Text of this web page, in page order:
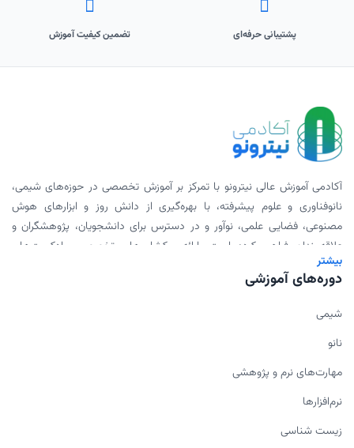
پشتیبانی حرفه‌ای تضمین کیفیت آموزش
آکادمی آموزش عالی نیترونو با تمرکز بر آموزش تخصصی در حوزه‌های شیمی،
نانوفناوری و علوم پیشرفته، با بهره‌گیری از دانش روز و ابزارهای هوش
مصنوعی، فضایی علمی، نوآور و در دسترس برای دانشجویان، پژوهشگران و
علاقه‌مندان فراهم کرده است. ارائه ورکشاپ‌های تخصصی، پادکست‌های
علمی، محتوای دانلودی و همکاری با اساتید برجسته، بخشی از مأموریت ما
برای گسترش علم به شیوه‌ای مدرن و اثربخش است.
بیشتر
دوره‌های آموزشی
شیمی
نانو
مهارت‌های نرم و پژوهشی
نرم‌افزارها
زیست شناسی